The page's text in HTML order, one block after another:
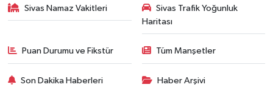
Sivas Namaz Vakitleri
Sivas Trafik Yoğunluk
Haritası
Puan Durumu ve Fikstür Tüm Manşetler
Son Dakika Haberleri Haber Arşivi